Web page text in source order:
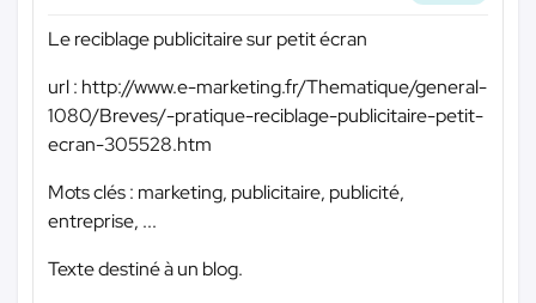
Le reciblage publicitaire sur petit écran
url : http://www.e-marketing.fr/Thematique/general-
1080/Breves/-pratique-reciblage-publicitaire-petit-
ecran-305528.htm
Mots clés : marketing, publicitaire, publicité,
entreprise, ...
Texte destiné à un blog.